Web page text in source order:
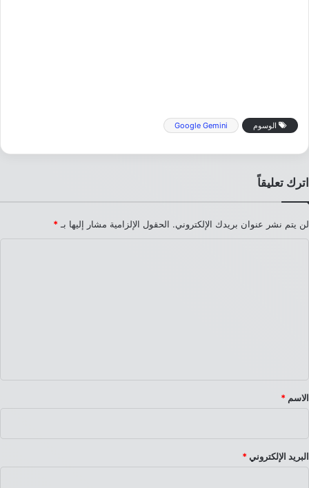
الوسوم Google Gemini
اترك تعليقاً
لن يتم نشر عنوان بريدك الإلكتروني. الحقول الإلزامية مشار إليها بـ *
*
الاسم *
البريد الإلكتروني *